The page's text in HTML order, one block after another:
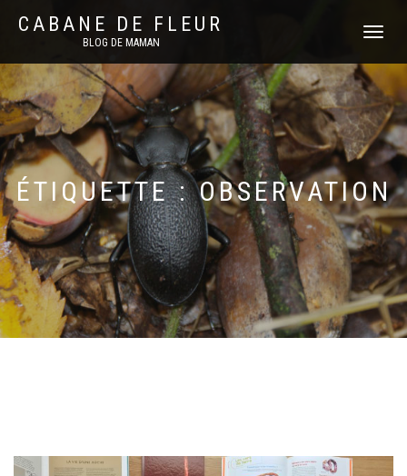
CABANE DE FLEUR
BLOG DE MAMAN
DÉPLIER
ÉTIQUETTE :OBSERVATION